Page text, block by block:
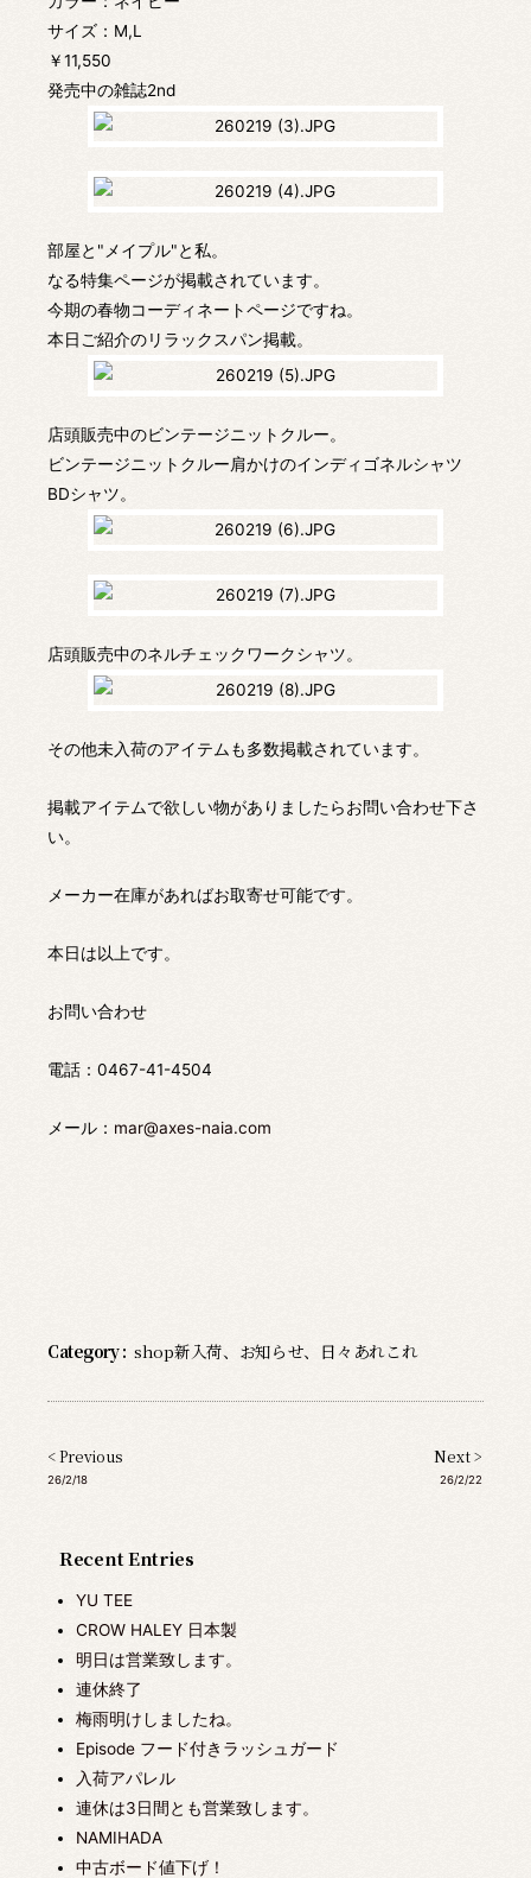
Recent Entries
YU TEE
CROW HALEY 日本製
明日は営業致します。
連休終了
梅雨明けしましたね。
Episode フード付きラッシュガード
入荷アパレル
連休は3日間とも営業致します。
NAMIHADA
中古ボード値下げ！
サイズ：M,L
￥11,550
発売中の雑誌2nd
部屋と"メイプル"と私。
なる特集ページが掲載されています。
今期の春物コーディネートページですね。
本日ご紹介のリラックスパン掲載。
店頭販売中のビンテージニットクルー。
ビンテージニットクルー肩かけのインディゴネルシャツ
BDシャツ。
店頭販売中のネルチェックワークシャツ。
その他未入荷のアイテムも多数掲載されています。
掲載アイテムで欲しい物がありましたらお問い合わせ下さ
い。
メーカー在庫があればお取寄せ可能です。
本日は以上です。
お問い合わせ
電話：0467-41-4504
メール： mar@axes-naia.com
Category : shop新入荷、 お知らせ、 日々あれこれ
< Previous
26/2/18
Next >
26/2/22